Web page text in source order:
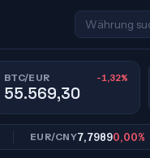
BTC/EUR -1,32%
55.569,30
EUR/CNY7,79890,00%